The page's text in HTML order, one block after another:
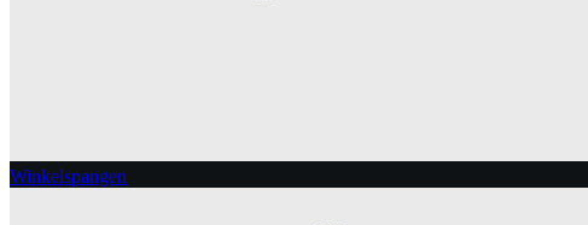
Winkelspangen